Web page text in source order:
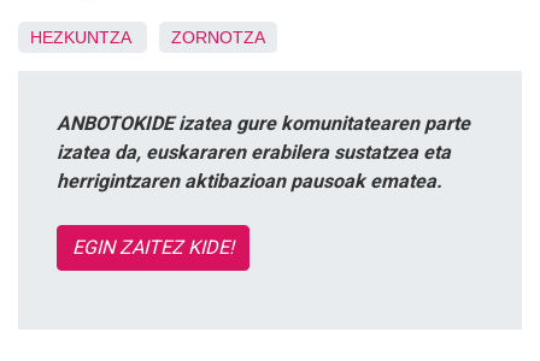
HEZKUNTZA ZORNOTZA
ANBOTOKIDE izatea gure komunitatearen parte
izatea da, euskararen erabilera sustatzea eta
herrigintzaren aktibazioan pausoak ematea.
EGIN ZAITEZ KIDE!